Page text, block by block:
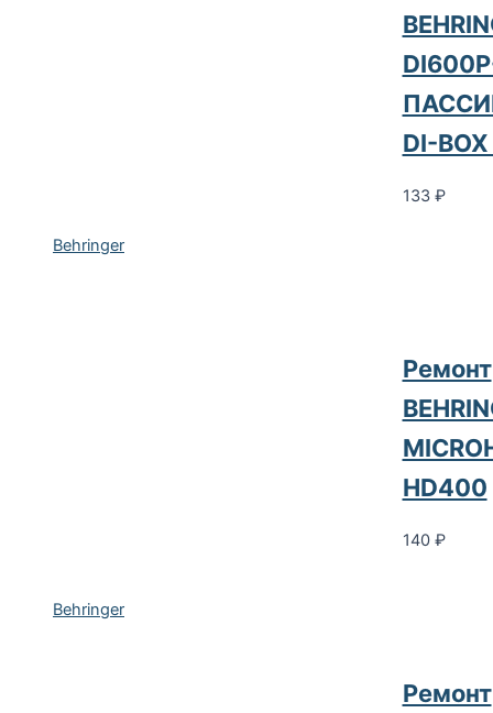
Behringer
DI-
133 ₽
Behringer
Ремонт
HD400
140 ₽
Ремонт